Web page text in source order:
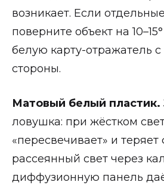
возникает. Если
поверните объект на
белую карту-отражатель
стороны.
Матовый белый пластик.
ловушка: при жёстком
«пересвечивает» и
рассеянный свет через
диффузионную панель